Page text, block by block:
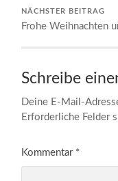
NÄCHSTER BEITRAG
Frohe Weihnachten
Schreibe
Deine E-Mail-
Erforderliche Felder
Kommentar *